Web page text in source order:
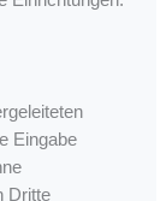
Eingabe
Dritte